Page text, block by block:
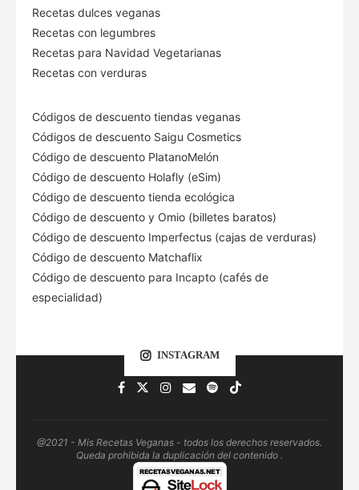
Recetas dulces veganas
Recetas con legumbres
Recetas para Navidad Vegetarianas
Recetas con verduras
Códigos de descuento tiendas veganas
Códigos de descuento Saigu Cosmetics
Código de descuento PlatanoMelón
Código de descuento Holafly (eSim)
Código de descuento tienda ecológica
Código de descuento y Omio (billetes baratos)
Código de descuento Imperfectus (cajas de verduras)
Código de descuento Matchaflix
Código de descuento para Incapto (cafés de
especialidad)
INSTAGRAM
@2021 - Mis Recetas Veganas - todos los derechos reservados.
Queda prohibida la duplicación del contenido .